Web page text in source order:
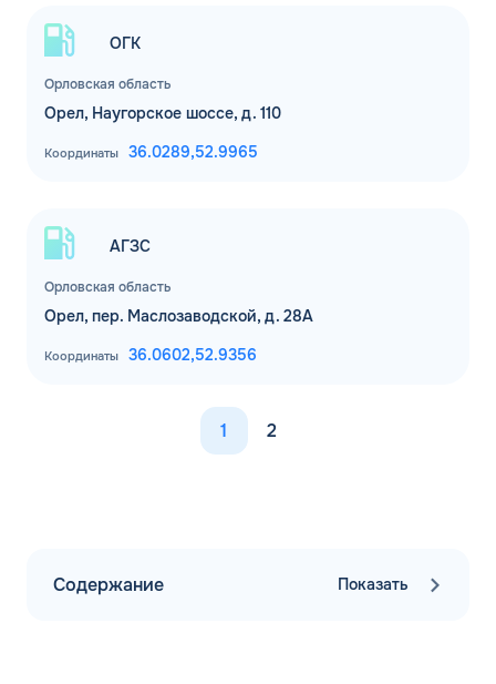
Орловская область
ОГК
Орел, Наугорское шоссе, д. 110
Координаты 36.0289,52.9965
Орловская область
АГЗС
Орел, пер. Маслозаводской, д. 28А
Координаты 36.0602,52.9356
1 2
Содержание Показать